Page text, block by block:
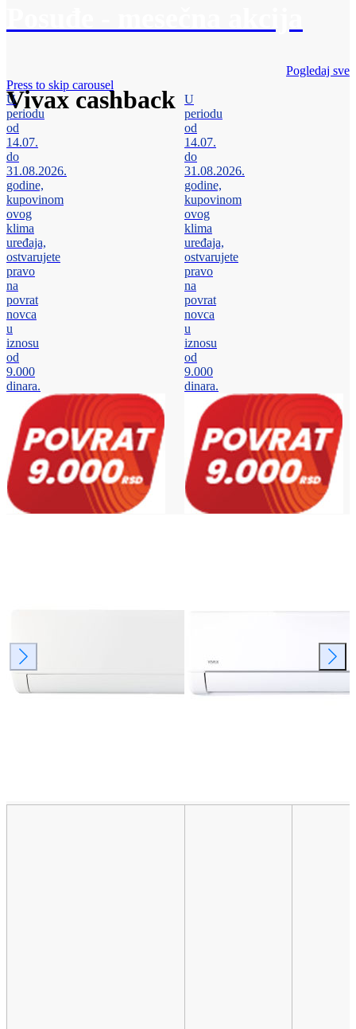
Vivax cashback
Pogledaj sve
Press to skip carousel
U
periodu
od
14.07.
do
31.08.2026.
godine,
kupovinom
ovog
klima
uređaja,
ostvarujete
pravo
na
povrat
novca
u
iznosu
od
9.000
dinara.
U
periodu
od
14.07.
do
31.08.2026.
godine,
kupovinom
ovog
klima
uređaja,
ostvarujete
pravo
na
povrat
novca
u
iznosu
od
9.000
dinara.